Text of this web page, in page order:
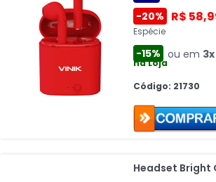
-20% R$
Espécie
-15% ou em 3x
na Loja
Código: 21730
Headset Bright